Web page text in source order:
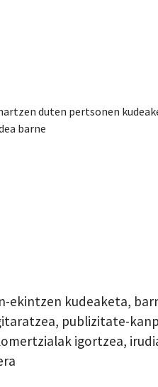
duten pertsonen
barne
ekintzen kudeaketa,
publizitate-
igortzea,